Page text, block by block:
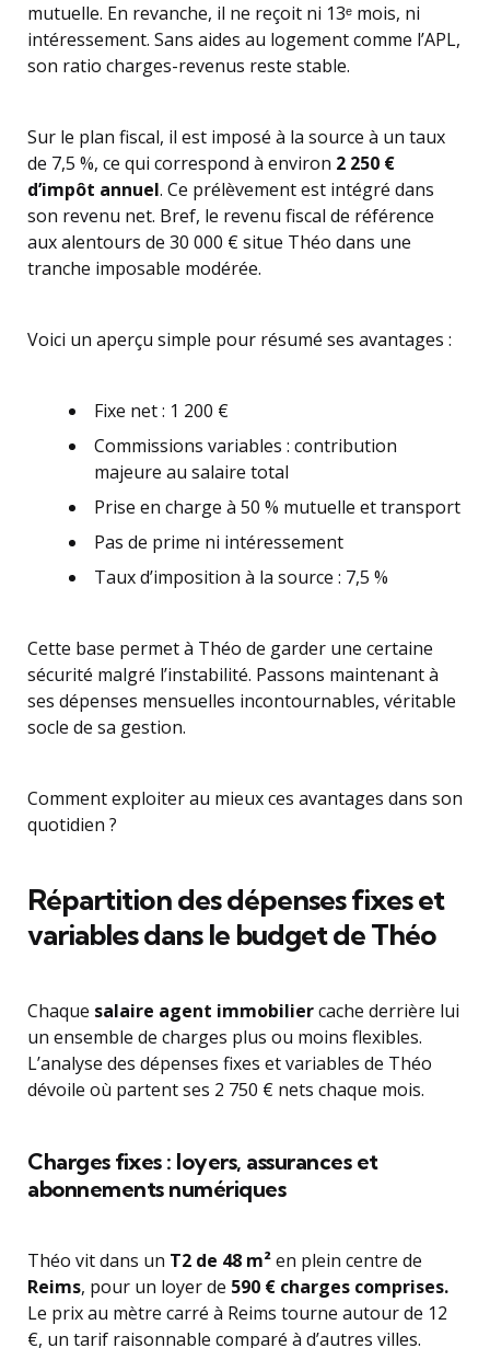
mutuelle. En revanche, il ne reçoit ni 13ᵉ mois, ni
intéressement. Sans aides au logement comme l’APL,
son ratio charges-revenus reste stable.
Sur le plan fiscal, il est imposé à la source à un taux
de 7,5 %, ce qui correspond à environ 2 250 €
d’impôt annuel. Ce prélèvement est intégré dans
son revenu net. Bref, le revenu fiscal de référence
aux alentours de 30 000 € situe Théo dans une
tranche imposable modérée.
Voici un aperçu simple pour résumé ses avantages :
Fixe net : 1 200 €
Commissions variables : contribution
majeure au salaire total
Prise en charge à 50 % mutuelle et transport
Pas de prime ni intéressement
Taux d’imposition à la source : 7,5 %
Cette base permet à Théo de garder une certaine
sécurité malgré l’instabilité. Passons maintenant à
ses dépenses mensuelles incontournables, véritable
socle de sa gestion.
Comment exploiter au mieux ces avantages dans son
quotidien ?
Répartition des dépenses fixes et
variables dans le budget de Théo
Chaque salaire agent immobiliercache derrière lui
un ensemble de charges plus ou moins flexibles.
L’analyse des dépenses fixes et variables de Théo
dévoile où partent ses 2 750 € nets chaque mois.
Charges fixes : loyers, assurances et
abonnements numériques
Théo vit dans un T2 de 48 m²en plein centre de
Reims, pour un loyer de 590 € charges comprises.
Le prix au mètre carré à Reims tourne autour de 12
€, un tarif raisonnable comparé à d’autres villes.